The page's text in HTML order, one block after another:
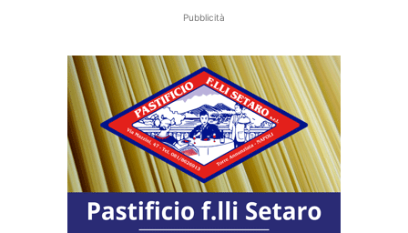
Pubblicità